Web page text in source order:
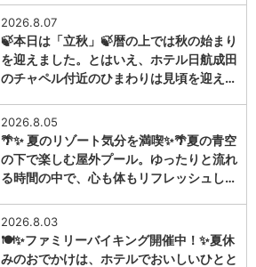
2026.8.07
🍃本日は「立秋」🍃暦の上では秋の始まり
を迎えました。とはいえ、ホテル日航成田
のチャペル付近のひまわりは見頃を迎え…
2026.8.05
🌴✨ 夏のリゾート気分を満喫✨🌴夏の青空
の下で楽しむ屋外プール。ゆったりと流れ
る時間の中で、心も体もリフレッシュし…
2026.8.03
🍽️✨ファミリーバイキング開催中！✨夏休
みのおでかけは、ホテルでおいしいひとと